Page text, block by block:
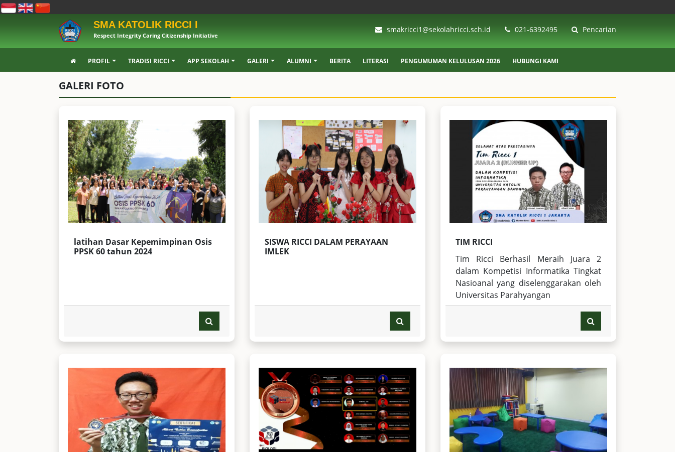
SMA KATOLIK RICCI I
Respect Integrity Caring Citizenship Initiative
smakricci1@sekolahricci.sch.id 021-6392495 Pencarian
PROFIL TRADISI RICCI APP SEKOLAH GALERI ALUMNI BERITA LITERASI PENGUMUMAN KELULUSAN 2026 HUBUNGI KAMI
GALERI FOTO
latihan Dasar Kepemimpinan Osis
PPSK 60 tahun 2024
SISWA RICCI DALAM PERAYAAN
IMLEK
TIM RICCI
Tim Ricci Berhasil Meraih Juara 2
dalam Kompetisi Informatika Tingkat
Nasioanal yang diselenggarakan oleh
Universitas Parahyangan